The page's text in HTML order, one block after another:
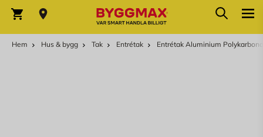
Varukorg Sök
Hem Hus & bygg Tak Entrétak Entrétak Aluminium